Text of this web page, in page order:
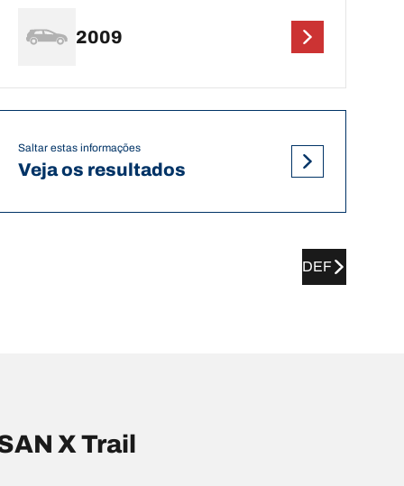
2009
Saltar estas informações
Veja os resultados
DEF
X Trail